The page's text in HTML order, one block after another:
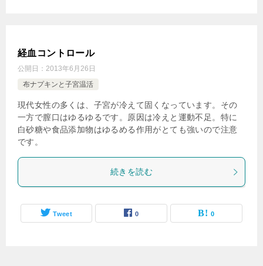
経血コントロール
公開日： 2013年6月26日
布ナプキンと子宮温活
現代女性の多くは、子宮が冷えて固くなっています。その
一方で膣口はゆるゆるです。原因は冷えと運動不足。特に
白砂糖や食品添加物はゆるめる作用がとても強いので注意
です。
続きを読む
Tweet 0 0